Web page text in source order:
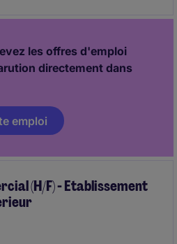
Commercial H/F, vous
un interlocuteur privilégié
les offres d'emploi
directement dans
emploi
(H/F) - Etablissement